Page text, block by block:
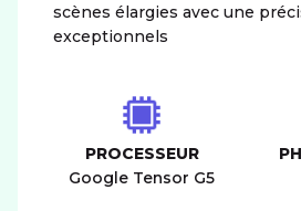
scènes élargies avec une
exceptionnels
PROCESSEUR
Google Tensor G5